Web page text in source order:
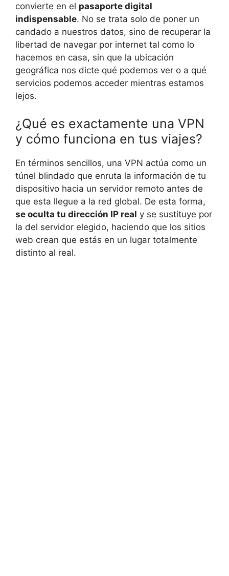
convierte en el pasaporte digital
indispensable. No se trata solo de poner un
candado a nuestros datos, sino de recuperar la
libertad de navegar por internet tal como lo
hacemos en casa, sin que la ubicación
geográfica nos dicte qué podemos ver o a qué
servicios podemos acceder mientras estamos
lejos.
¿Qué es exactamente una VPN
y cómo funciona en tus viajes?
En términos sencillos, una VPN actúa como un
túnel blindado que enruta la información de tu
dispositivo hacia un servidor remoto antes de
que esta llegue a la red global. De esta forma,
se oculta tu dirección IP real y se sustituye por
la del servidor elegido, haciendo que los sitios
web crean que estás en un lugar totalmente
distinto al real.